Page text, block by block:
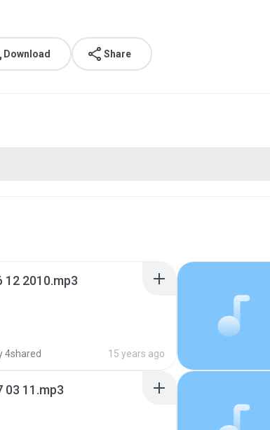
Download Share
12 2010.mp3
4shared 15 years ago
03 11.mp3